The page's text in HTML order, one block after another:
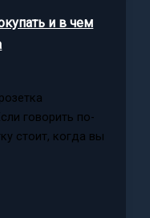
и в чем
говорить по-
стоит, когда вы